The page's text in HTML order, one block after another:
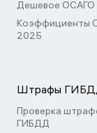
Дешевое ОСАГО
Коэффициенты
2025
Штрафы
Проверка
ГИБДД